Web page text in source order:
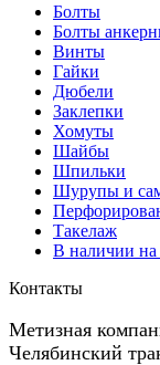
Болты
Болты
Винты
Гайки
Дюбели
Заклепки
Хомуты
Шайбы
Шпильки
Шурупы и
Такелаж
В наличии на
Контакты
Метизная
Челябинский